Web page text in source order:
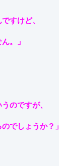
すけど、
。」
のですが、
でしょうか？」